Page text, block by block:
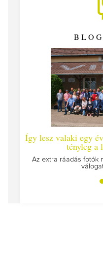
egy év alatt végzett
tényleg a legutolsó poszt
fotók mellett a legjobb